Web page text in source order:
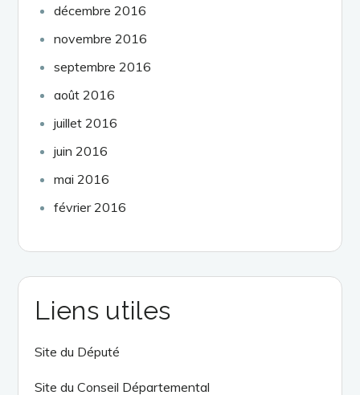
décembre 2016
novembre 2016
septembre 2016
août 2016
juillet 2016
juin 2016
mai 2016
février 2016
Liens utiles
Site du Député
Site du Conseil Départemental